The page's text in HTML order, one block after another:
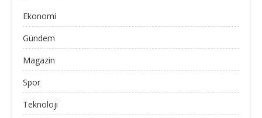
Ekonomi
Gündem
Magazin
Spor
Teknoloji